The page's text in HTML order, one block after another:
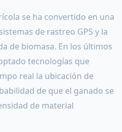
se ha convertido en una
de rastreo GPS y la
de biomasa. En los últimos
tecnologías que
real la ubicación de
de que el ganado se
de material